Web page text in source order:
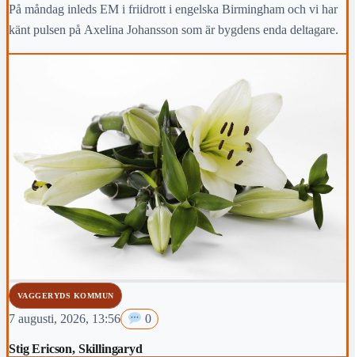
På måndag inleds EM i friidrott i engelska Birmingham och vi har
känt pulsen på Axelina Johansson som är bygdens enda deltagare.
VAGGERYDS KOMMUN
7 augusti, 2026, 13:56 0
Stig Ericson, Skillingaryd